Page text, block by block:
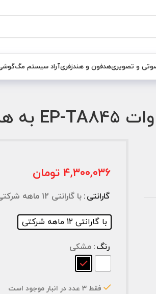
و تصویریهدفون و هندزفریآراد سیستم مگ
۴,۳۰۰,۰۳۶ تومان
گارانتی با گارانتی 12 ماهه شرکتی
با گارانتی 12 ماهه شرکتی
رنگ مشکی
فقط 3 عدد در انبار موجود است